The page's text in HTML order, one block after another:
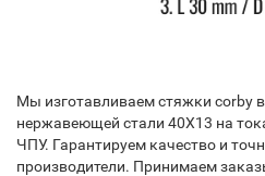
Мы изготавливаем стяжки corby
нержавеющей стали 40Х13 на
ЧПУ. Гарантируем качество и
производители. Принимаем